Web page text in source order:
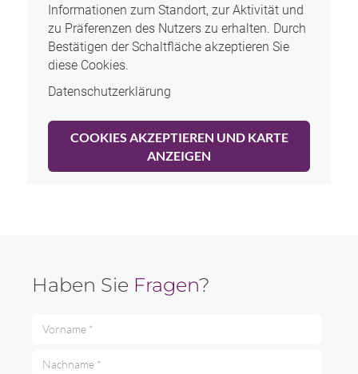
Informationen zum Standort, zur Aktivität und
zu Präferenzen des Nutzers zu erhalten. Durch
Bestätigen der Schaltfläche akzeptieren Sie
diese Cookies.
Datenschutzerklärung
COOKIES AKZEPTIEREN UND KARTE
ANZEIGEN
Haben Sie Fragen?